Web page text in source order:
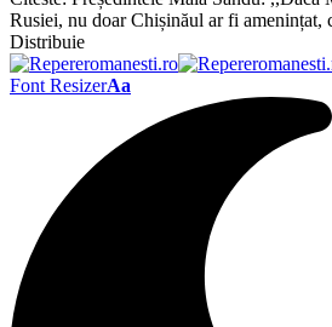
Rusiei, nu doar Chișinăul ar fi amenințat,
Distribuie
Font ResizerAa